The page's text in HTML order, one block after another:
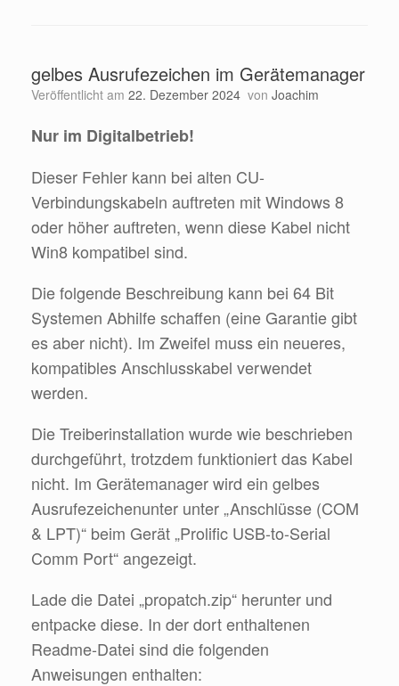
gelbes Ausrufezeichen im Gerätemanager
Veröffentlicht am 22. Dezember 2024 von Joachim
Nur im Digitalbetrieb!
Dieser Fehler kann bei alten CU-
Verbindungskabeln auftreten mit Windows 8
oder höher auftreten, wenn diese Kabel nicht
Win8 kompatibel sind.
Die folgende Beschreibung kann bei 64 Bit
Systemen Abhilfe schaffen (eine Garantie gibt
es aber nicht). Im Zweifel muss ein neueres,
kompatibles Anschlusskabel verwendet
werden.
Die Treiberinstallation wurde wie beschrieben
durchgeführt, trotzdem funktioniert das Kabel
nicht. Im Gerätemanager wird ein gelbes
Ausrufezeichenunter unter „Anschlüsse (COM
& LPT)“ beim Gerät „Prolific USB-to-Serial
Comm Port“ angezeigt.
Lade die Datei „propatch.zip“ herunter und
entpacke diese. In der dort enthaltenen
Readme-Datei sind die folgenden
Anweisungen enthalten: